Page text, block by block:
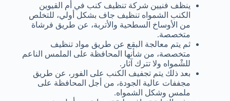
ينظف فنيين شركة تنظيف كنب في أم القيوين
الكنب الشمواه تنظيف جاف بشكل أولي، للتخلص
من الأوساخ السطحية والأتربة، عن طريق فرشاة
متخصصة.
ثم يتم معالجة البقع عن طريق مواد تنظيف
متخصصة، من شأنها المحافظة على الملمس الناعم
للشْمواه ولا تترك آثار.
بعد ذلك يتم تجفيف الكنب على الفور، عن طريق
مجففات عالية الجودة، من أجل المحافظة على
ملمس وشكل الشمواه.